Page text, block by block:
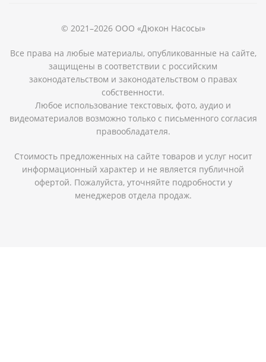
© 2021–2026 ООО «Дюкон Насосы»
Все права на любые материалы, опубликованные на сайте,
защищены в соответствии с российским
законодательством и законодательством о правах
собственности.
Любое использование текстовых, фото, аудио и
видеоматериалов возможно только с письменного согласия
правообладателя.
Стоимость предложенных на сайте товаров и услуг носит
информационный характер и не является публичной
офертой. Пожалуйста, уточняйте подробности у
менеджеров отдела продаж.